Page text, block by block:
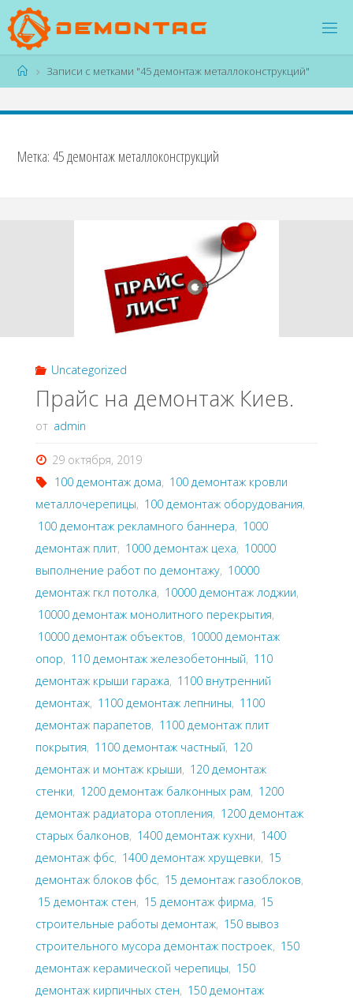
Перейти
содержимому
ГлавнаяЗаписи с метками "45 демонтаж металлоконструкций"
Метка:45 демонтаж металлоконструкций
Uncategorized
Прайс на демонтаж Киев.
от admin
29 октября, 2019
100 демонтаж дома, 100 демонтаж кровли
металлочерепицы, 100 демонтаж оборудования,
100 демонтаж рекламного баннера, 1000
демонтаж плит, 1000 демонтаж цеха, 10000
выполнение работ по демонтажу, 10000
демонтаж гкл потолка, 10000 демонтаж лоджии,
10000 демонтаж монолитного перекрытия,
10000 демонтаж объектов, 10000 демонтаж
опор, 110 демонтаж железобетонный, 110
демонтаж крыши гаража, 1100 внутренний
демонтаж, 1100 демонтаж лепнины, 1100
демонтаж парапетов, 1100 демонтаж плит
покрытия, 1100 демонтаж частный, 120
демонтаж и монтаж крыши, 120 демонтаж
стенки, 1200 демонтаж балконных рам, 1200
демонтаж радиатора отопления, 1200 демонтаж
старых балконов, 1400 демонтаж кухни, 1400
демонтаж фбс, 1400 демонтаж хрущевки, 15
демонтаж блоков фбс, 15 демонтаж газоблоков,
15 демонтаж стен, 15 демонтаж фирма, 15
строительные работы демонтаж, 150 вывоз
строительного мусора демонтаж построек, 150
демонтаж керамической черепицы, 150
демонтаж кирпичных стен, 150 демонтаж